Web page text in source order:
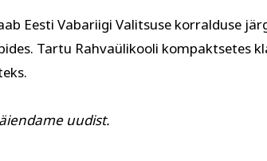
Keeled
Eesti Vabariigi Valitsuse korralduse
Tartu Rahvaülikooli kompaktsetes
uudist.